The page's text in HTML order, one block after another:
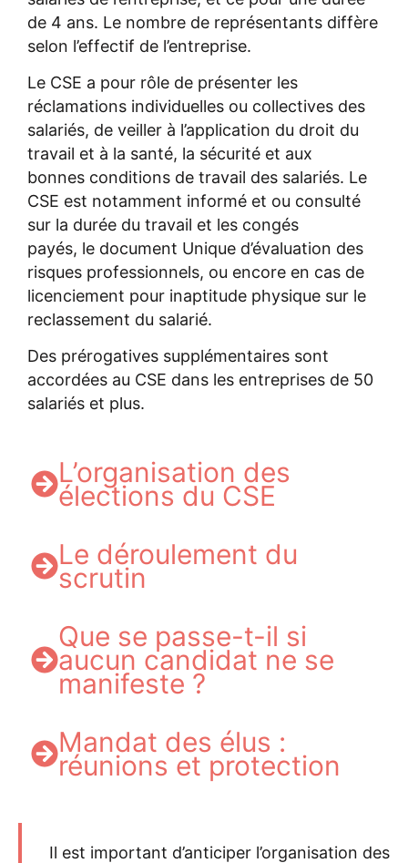
de 4 ans. Le nombre de représentants diffère
selon l’effectif de l’entreprise.
Le CSE a pour rôle de présenter les
réclamations individuelles ou collectives des
salariés, de veiller à l’application du droit du
travail et à la santé, la sécurité et aux
bonnes conditions de travail des salariés. Le
CSE est notamment informé et ou consulté
sur la durée du travail et les congés
payés, le document Unique d’évaluation des
risques professionnels, ou encore en cas de
licenciement pour inaptitude physique sur le
reclassement du salarié.
Des prérogatives supplémentaires sont
accordées au CSE dans les entreprises de 50
salariés et plus.
L’organisation des
élections du CSE
Le déroulement du
scrutin
Que se passe-t-il si
aucun candidat ne se
manifeste ?
Mandat des élus :
réunions et protection
Il est important d’anticiper l’organisation des